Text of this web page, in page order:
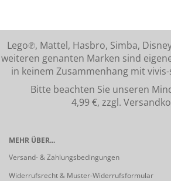
Lego℗, Mattel, Hasbro, Simba,
weiteren genanten Marken sind
in keinem Zusammenhang mit
Bitte beachten Sie unseren
4,99 €, zzgl.
MEHR ÜBER...
Versand- & Zahlungsbedingungen
Widerrufsrecht & Muster-Widerrufsformular